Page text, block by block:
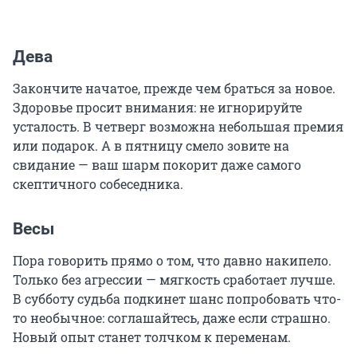
Дева
Закончите начатое, прежде чем браться за новое.
Здоровье просит внимания: не игнорируйте
усталость. В четверг возможна небольшая премия
или подарок. А в пятницу смело зовите на
свидание — ваш шарм покорит даже самого
скептичного собеседника.
Весы
Пора говорить прямо о том, что давно накипело.
Только без агрессии — мягкость сработает лучше.
В субботу судьба подкинет шанс попробовать что-
то необычное: соглашайтесь, даже если страшно.
Новый опыт станет толчком к переменам.